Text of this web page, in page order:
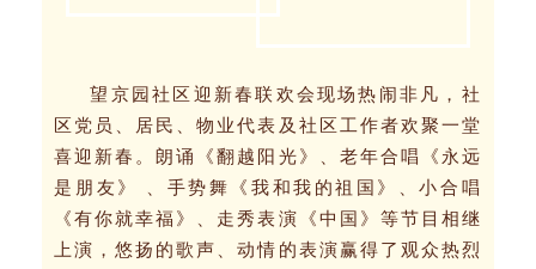
望京园社区迎新春联欢会现场热闹非凡，社
区党员、居民、物业代表及社区工作者欢聚一堂
喜迎新春。朗诵《翻越阳光》、老年合唱《永远
是朋友》 、手势舞《我和我的祖国》、小合唱
《有你就幸福》、走秀表演《中国》等节目相继
上演，悠扬的歌声、动情的表演赢得了观众热烈